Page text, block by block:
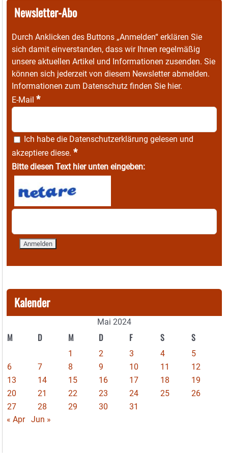
Newsletter-Abo
Durch Anklicken des Buttons „Anmelden“ erklären Sie
sich damit einverstanden, dass wir Ihnen regelmäßig
unsere aktuellen Artikel und Informationen zusenden. Sie
können sich jederzeit von diesem Newsletter abmelden.
Informationen zum Datenschutz finden Sie hier.
E-Mail *
Ich habe die Datenschutzerklärung gelesen und
akzeptiere diese. *
Bitte diesen Text hier unten eingeben:
Kalender
Mai 2024
M D M D F S S
1 2 3 4
5
6
7 8 9 10 11
12
13
14 15 16 17 18
19
20
21 22 23 24 25
26
27
28 29 30
31
« Apr
Jun »